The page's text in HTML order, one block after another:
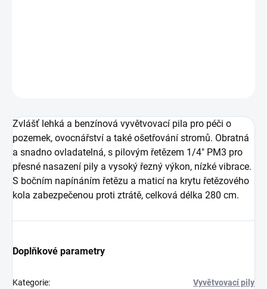
Zvlášť lehká a benzínová vyvětvovací pila pro péči o
pozemek, ovocnářství a také ošetřování stromů. Obratná
a snadno ovladatelná, s pilovým řetězem 1/4" PM3 pro
přesné nasazení pily a vysoký řezný výkon, nízké vibrace.
S bočním napínáním řetězu a maticí na krytu řetězového
kola zabezpečenou proti ztrátě, celková délka 280 cm.
Doplňkové parametry
Kategorie: Vyvětvovací pily